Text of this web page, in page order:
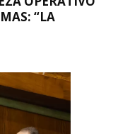
“LA